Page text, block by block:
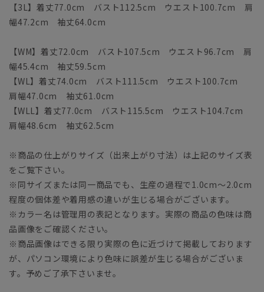
【3L】着丈77.0cm バスト112.5cm ウエスト100.7cm 肩
幅47.2cm 袖丈64.0cm
【WM】着丈72.0cm バスト107.5cm ウエスト96.7cm 肩
幅45.4cm 袖丈59.5cm
【WL】着丈74.0cm バスト111.5cm ウエスト100.7cm
肩幅47.0cm 袖丈61.0cm
【WLL】着丈77.0cm バスト115.5cm ウエスト104.7cm
肩幅48.6cm 袖丈62.5cm
※商品の仕上がりサイズ（出来上がり寸法）は上記のサイズ表
をご覧下さい。
※同サイズまたは同一商品でも、生産の過程で1.0cm～2.0cm
程度の個体差や着用感の違いが生じる場合がございます。
※カラー名は管理用の表記となります。実際の商品の色味は商
品画像をご確認ください。
※商品画像はできる限り実際の色に近づけて掲載しております
が、パソコン環境により色味に誤差が生じる場合がございま
す。予めご了承下さいませ。